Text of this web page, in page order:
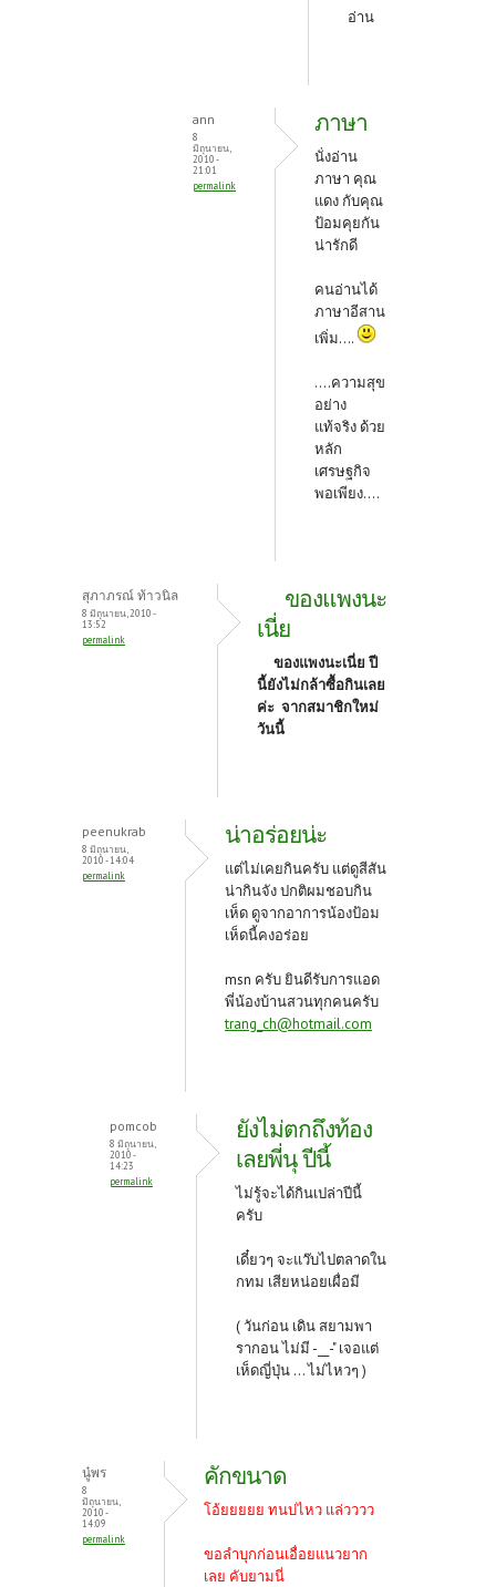
อ่าน
ann
8
มิถุนายน,
2010 -
21:01
permalink
ภาษา
นั่งอ่าน
ภาษา คุณ
แดง กับคุณ
ป้อมคุยกัน
น่ารักดี
คนอ่านได้
ภาษาอีสาน
เพิ่ม....
....ความสุข
อย่าง
แท้จริง ด้วย
หลัก
เศรษฐกิจ
พอเพียง....
สุภาภรณ์ ท้าวนิล
8 มิถุนายน, 2010 -
13:52
permalink
ของแพงนะ
เนี่ย
ของแพงนะเนี่ย ปี
นี้ยังไม่กล้าซื้อกินเลย
ค่ะ จากสมาชิกใหม่
วันนี้
peenukrab
8 มิถุนายน,
2010 - 14:04
permalink
น่าอร่อยน่ะ
แต่ไม่เคยกินครับ แต่ดูสีสัน
น่ากินจัง ปกติผมชอบกิน
เห็ด ดูจากอาการน้องป้อม
เห็ดนี้คงอร่อย
msn ครับ ยินดีรับการแอด
พี่น้องบ้านสวนทุกคนครับ
trang_ch@hotmail.com
pomcob
8 มิถุนายน,
2010 -
14:23
permalink
ยังไม่ตกถึงท้อง
เลยพี่นุ ปีนี้
ไม่รู้จะได้กินเปล่าปีนี้
ครับ
เดี๋ยวๆ จะแว๊บไปตลาดใน
กทม เสียหน่อยเผื่อมี
( วันก่อน เดิน สยามพา
รากอน ไม่มี -__-" เจอแต่
เห็ดญี่ปุ่น ... ไม่ไหวๆ )
นู๋พร
8
มิถุนายน,
2010 -
14:09
permalink
คักขนาด
โอ้ยยยยย ทนบ่ไหว แล่วววว
ขอลำบุกก่อนเอื่อยแนวยาก
เลย คับยามนี่